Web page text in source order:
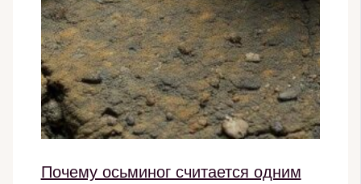
Почему осьминог считается одним